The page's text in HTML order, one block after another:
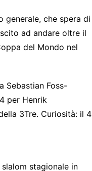
generale, che spera di
ad andare oltre il
del Mondo nel
Sebastian Foss-
per Henrik
3Tre. Curiosità: il 4
stagionale in